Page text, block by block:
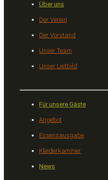
Über uns
Der Verein
Der Vorstand
Unser Team
Unser Leitbild
Für unsere Gäste
Angebot
Essensausgabe
Kleiderkammer
News